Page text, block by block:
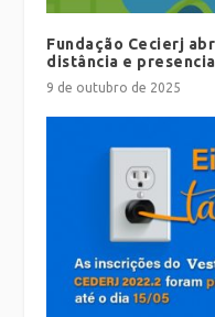
Fundação Cecierj
distância e
9 de outubro de 2025